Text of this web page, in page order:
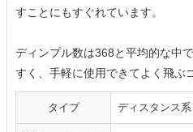
すことにもすぐれています。
ディンプル数は368と平均的な中
すく、手軽に使用できてよく飛ぶ
タイプ ディスタンス系